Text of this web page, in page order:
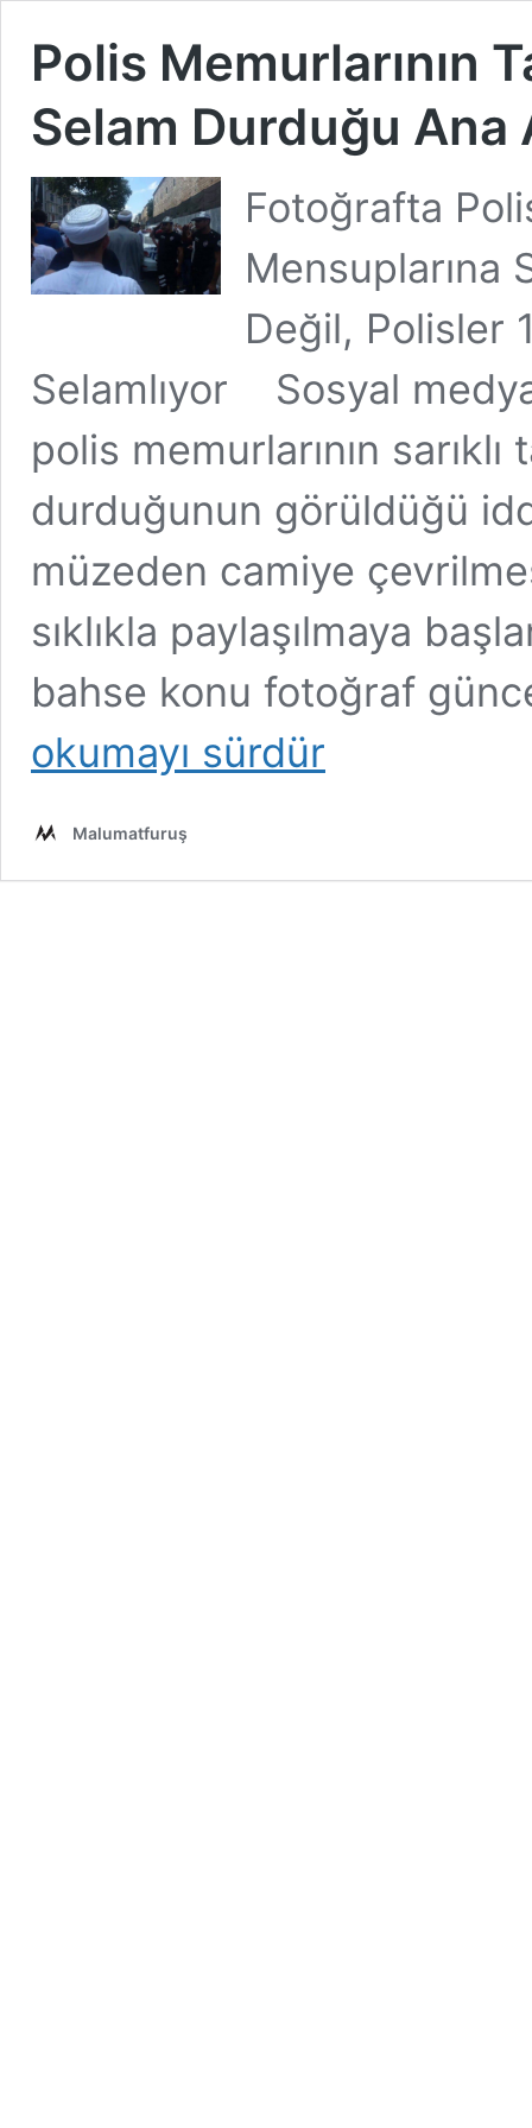
Polis Memurlarının
Selam Durduğu Ana
Fotoğrafta
Mensuplarına
Değil, Polisler
Selamlıyor Sosyal
polis memurlarının
durduğunun görüldüğü
müzeden camiye
sıklıkla paylaşılmaya
bahse konu fotoğraf
okumayı sürdür
Malumatfuruş